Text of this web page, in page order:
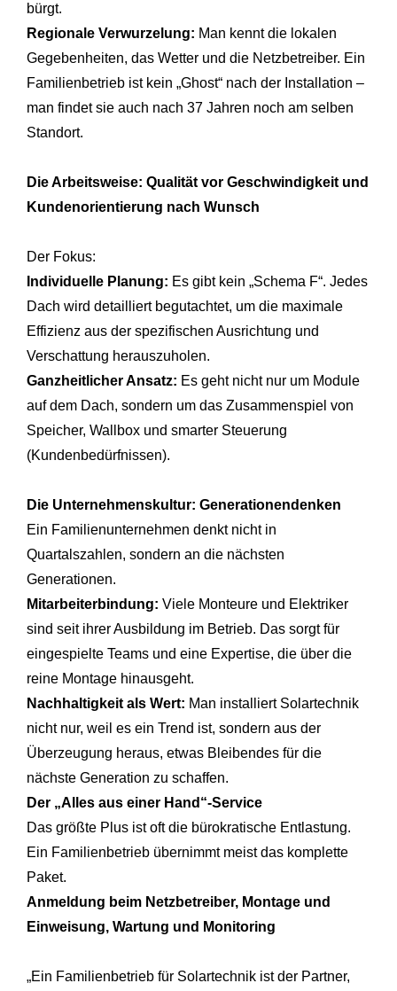
bürgt.
Regionale Verwurzelung: Man kennt die lokalen
Gegebenheiten, das Wetter und die Netzbetreiber. Ein
Familienbetrieb ist kein „Ghost“ nach der Installation –
man findet sie auch nach 37 Jahren noch am selben
Standort.
Die Arbeitsweise: Qualität vor Geschwindigkeit und
Kundenorientierung nach Wunsch
Der Fokus:
Individuelle Planung: Es gibt kein „Schema F“. Jedes
Dach wird detailliert begutachtet, um die maximale
Effizienz aus der spezifischen Ausrichtung und
Verschattung herauszuholen.
Ganzheitlicher Ansatz: Es geht nicht nur um Module
auf dem Dach, sondern um das Zusammenspiel von
Speicher, Wallbox und smarter Steuerung
(Kundenbedürfnissen).
Die Unternehmenskultur: Generationendenken
Ein Familienunternehmen denkt nicht in
Quartalszahlen, sondern an die nächsten
Generationen.
Mitarbeiterbindung: Viele Monteure und Elektriker
sind seit ihrer Ausbildung im Betrieb. Das sorgt für
eingespielte Teams und eine Expertise, die über die
reine Montage hinausgeht.
Nachhaltigkeit als Wert: Man installiert Solartechnik
nicht nur, weil es ein Trend ist, sondern aus der
Überzeugung heraus, etwas Bleibendes für die
nächste Generation zu schaffen.
Der „Alles aus einer Hand“-Service
Das größte Plus ist oft die bürokratische Entlastung.
Ein Familienbetrieb übernimmt meist das komplette
Paket.
Anmeldung beim Netzbetreiber, Montage und
Einweisung, Wartung und Monitoring
„Ein Familienbetrieb für Solartechnik ist der Partner,